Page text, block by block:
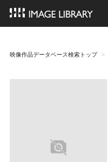
映像作品データベース検索トップ